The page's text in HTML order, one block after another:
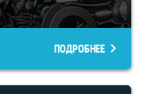
ПОДРОБНЕЕ